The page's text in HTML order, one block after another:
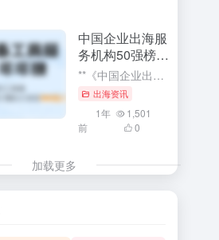
中国企业出海服
务机构50强榜单
解读
**《中国企业出海服务机构50强榜单解读》：深度探索与利用企业出海服务的核心竞争力** 在全球化经济浪潮中，中国企业出海已成为一种趋势。而《中国企业出海服务机构50强榜单》的发布，无疑为众多寻求海外市...
出海资讯
1年
前
1,501
0
加载更多